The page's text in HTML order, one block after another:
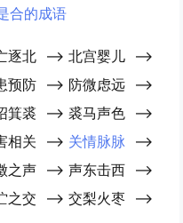
合的成语
逐北 --> 北宫婴儿 -->
预防 --> 防微虑远 -->
箕裘 --> 裘马声色 -->
相关 --> 关情脉脉 -->
之声 --> 声东击西 -->
之交 --> 交梨火枣 -->